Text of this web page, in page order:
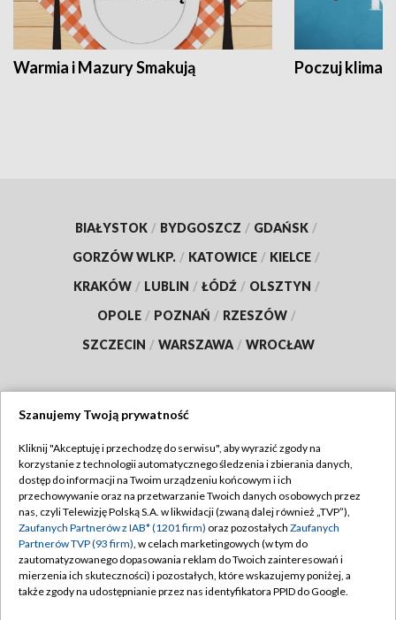
Warmia i Mazury Smakują Poczuj klimat
BIAŁYSTOK / BYDGOSZCZ / GDAŃSK /
GORZÓW WLKP. / KATOWICE / KIELCE /
KRAKÓW / LUBLIN / ŁÓDŹ / OLSZTYN /
OPOLE / POZNAŃ / RZESZÓW /
SZCZECIN / WARSZAWA / WROCŁAW
TVP
Abonament TVP
Emisja w TVP
Centrum informacji TVP
Naziemna Telewizja Cyfrowa
Regulamin TVP
Polityka prywatności
Moje zgody
Pomoc
Szanujemy Twoją prywatność
Kliknij "Akceptuję i przechodzę do serwisu", aby wyrazić zgody na
korzystanie z technologii automatycznego śledzenia i zbierania danych,
dostęp do informacji na Twoim urządzeniu końcowym i ich
przechowywanie oraz na przetwarzanie Twoich danych osobowych przez
nas, czyli Telewizję Polską S.A. w likwidacji (zwaną dalej również „TVP”),
Zaufanych Partnerów z IAB* (1201 firm) oraz pozostałych Zaufanych
Partnerów TVP (93 firm), w celach marketingowych (w tym do
zautomatyzowanego dopasowania reklam do Twoich zainteresowań i
mierzenia ich skuteczności) i pozostałych, które wskazujemy poniżej, a
także zgody na udostępnianie przez nas identyfikatora PPID do Google.